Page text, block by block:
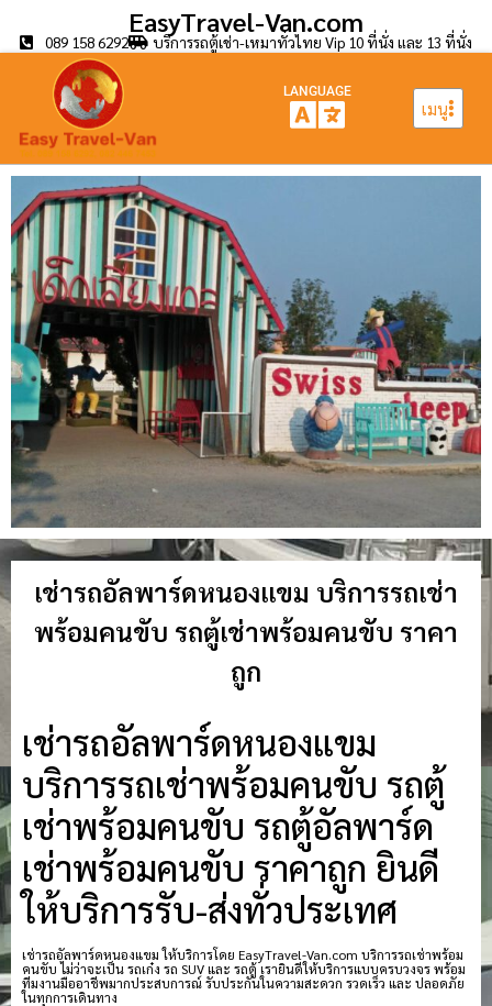
EasyTravel-Van.com
089 158 6292 บริการรถตู้เช่า-เหมาทั่วไทย Vip 10 ที่นั่ง และ 13 ที่นั่ง
เมนู
LANGUAGE
เช่ารถอัลพาร์ดหนองแขม บริการรถเช่า
พร้อมคนขับ รถตู้เช่าพร้อมคนขับ ราคา
ถูก
เช่ารถอัลพาร์ดหนองแขม
บริการรถเช่าพร้อมคนขับ รถตู้
เช่าพร้อมคนขับ รถตู้อัลพาร์ด
เช่าพร้อมคนขับ ราคาถูก ยินดี
ให้บริการรับ-ส่งทั่วประเทศ
เช่ารถอัลพาร์ดหนองแขม ให้บริการโดย EasyTravel-Van.com บริการรถเช่าพร้อม
คนขับ ไม่ว่าจะเป็น รถเก๋ง รถ SUV และ รถตู้ เรายินดีให้บริการแบบครบวงจร พร้อม
ทีมงานมืออาชีพมากประสบการณ์ รับประกันในความสะดวก รวดเร็ว และ ปลอดภัย
ในทุกการเดินทาง